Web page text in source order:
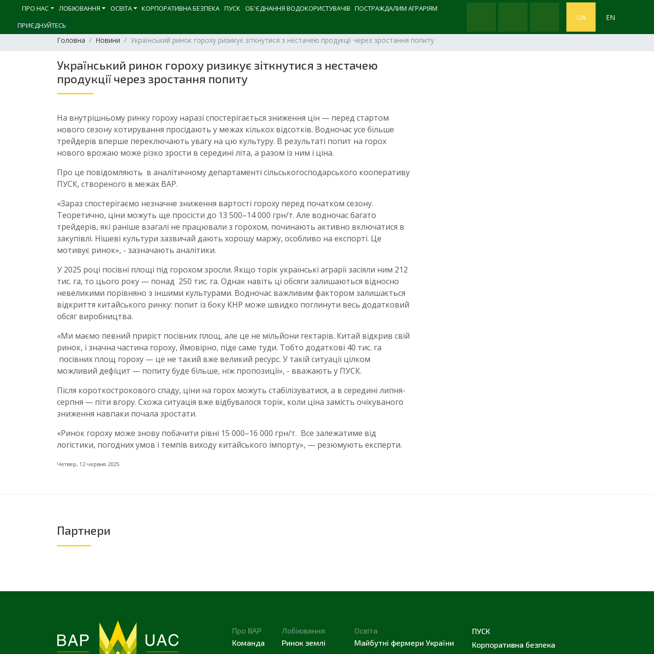
ПРО НАС ЛОБІЮВАННЯ ОСВІТА КОРПОРАТИВНА БЕЗПЕКА ПУСК ОБ'ЄДНАННЯ ВОДОКОРИСТУВАЧІВ ПОСТРАЖДАЛИМ АГРАРІЯМ
ПРИЄДНУЙТЕСЬ
UA EN
Головна Новини Український ринок гороху ризикує зіткнутися з нестачею продукції через зростання попиту
Український ринок гороху ризикує зіткнутися з нестачею
продукції через зростання попиту
На внутрішньому ринку гороху наразі спостерігається зниження цін — перед стартом
нового сезону котирування просідають у межах кількох відсотків. Водночас усе більше
трейдерів вперше переключають увагу на цю культуру. В результаті попит на горох
нового врожаю може різко зрости в середині літа, а разом із ним і ціна.
Про це повідомляють в аналітичному департаменті сільськогосподарського кооперативу
ПУСК, створеного в межах ВАР.
«Зараз спостерігаємо незначне зниження вартості гороху перед початком сезону.
Теоретично, ціни можуть ще просісти до 13 500–14 000 грн/т. Але водночас багато
трейдерів, які раніше взагалі не працювали з горохом, починають активно включатися в
закупівлі. Нішеві культури зазвичай дають хорошу маржу, особливо на експорті. Це
мотивує ринок», - зазначають аналітики.
У 2025 році посівні площі під горохом зросли. Якщо торік українські аграрії засіяли ним 212
тис. га, то цього року — понад 250 тис. га. Однак навіть ці обсяги залишаються відносно
невеликими порівняно з іншими культурами. Водночас важливим фактором залишається
відкриття китайського ринку: попит із боку КНР може швидко поглинути весь додатковий
обсяг виробництва.
«Ми маємо певний приріст посівних площ, але це не мільйони гектарів. Китай відкрив свій
ринок, і значна частина гороху, ймовірно, піде саме туди. Тобто додаткові 40 тис. га
посівних площ гороху — це не такий вже великий ресурс. У такій ситуації цілком
можливий дефіцит — попиту буде більше, ніж пропозиції», - вважають у ПУСК.
Після короткострокового спаду, ціни на горох можуть стабілізуватися, а в середині липня-
серпня — піти вгору. Схожа ситуація вже відбувалося торік, коли ціна замість очікуваного
зниження навпаки почала зростати.
«Ринок гороху може знову побачити рівні 15 000–16 000 грн/т. Все залежатиме від
логістики, погодних умов і темпів виходу китайського імпорту», — резюмують експерти.
Четвер, 12 червня 2025
Партнери
Про ВАР
Команда
Лобіювання
Ринок землі
Освіта
Майбутні фермери України
ПУСК
Корпоративна безпека